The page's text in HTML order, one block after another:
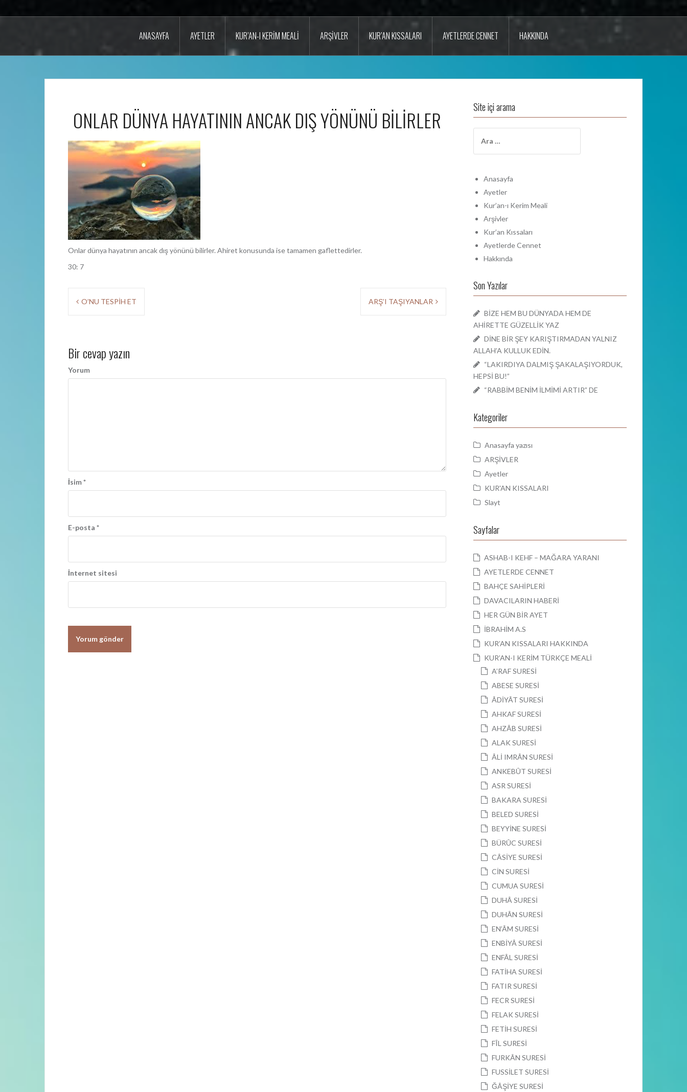
ANASAYFA AYETLER KUR’AN-I KERIM MEALI ARŞIVLER KUR’AN KISSALARI AYETLERDE CENNET HAKKINDA
ONLAR DÜNYA HAYATININ ANCAK DIŞ YÖNÜNÜ BİLİRLER
Onlar dünya hayatının ancak dış yönünü bilirler. Ahiret konusunda ise tamamen gaflettedirler.
30: 7
ı
d
m
ı
O’NU TESPİH ET ARŞ’I TAŞIYANLAR
Bir cevap yazın
Yorum
İsim*
E-posta *
İnternet sitesi
Site içi arama
a
a
Anasayfa
Ayetler
Kur’an-ı Kerim Meali
Arşivler
Kur’an Kıssaları
Ayetlerde Cennet
Hakkında
Son Yazılar
BİZE HEM BU DÜNYADA HEM DE
AHİRETTE GÜZELLİK YAZ
DİNE BİR ŞEY KARIŞTIRMADAN YALNIZ
ALLAH’A KULLUK EDİN.
“LAKIRDIYA DALMIŞ ŞAKALAŞIYORDUK,
HEPSİ BU!”
“RABBİM BENİM İLMİMİ ARTIR” DE
Kategoriler
Anasayfa yazısı
ARŞİVLER
Ayetler
KUR'AN KISSALARI
Slayt
Sayfalar
ASHAB-I KEHF – MAĞARA YARANI
AYETLERDE CENNET
BAHÇE SAHİPLERİ
DAVACILARIN HABERİ
HER GÜN BİR AYET
İBRAHİM A.S
KUR’AN KISSALARI HAKKINDA
KUR’AN-I KERİM TÜRKÇE MEALİ
A’RAF SURESİ
ABESE SURESİ
ÂDİYÂT SURESİ
AHKAF SURESİ
AHZÂB SURESİ
ALAK SURESİ
ÂLİ IMRÂN SURESİ
ANKEBÛT SURESİ
ASR SURESİ
BAKARA SURESİ
BELED SURESİ
BEYYİNE SURESİ
BÜRÛC SURESİ
CÂSİYE SURESİ
CİN SURESİ
CUMUA SURESİ
DUHÂ SURESİ
DUHÂN SURESİ
EN’ÂM SURESİ
ENBİYÂ SURESİ
ENFÂL SURESİ
FATİHA SURESİ
FATIR SURESİ
FECR SURESİ
FELAK SURESİ
FETİH SURESİ
FÎL SURESİ
FURKÂN SURESİ
FUSSİLET SURESİ
ĞÂŞİYE SURESİ